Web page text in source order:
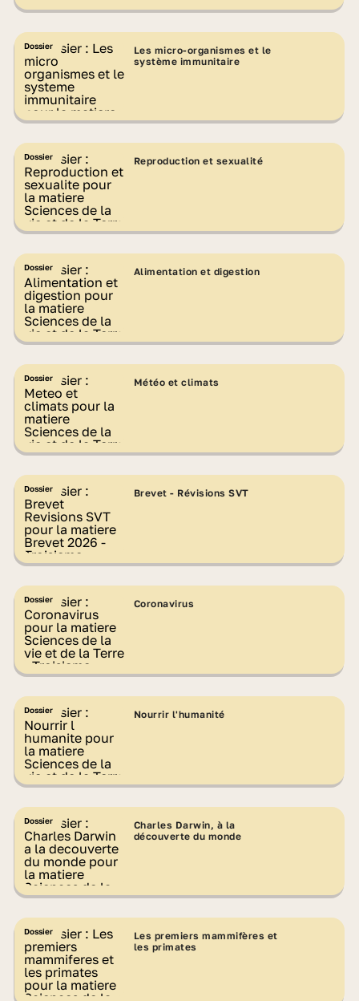
Dossier
Les micro-organismes et le
système immunitaire
Dossier Reproduction et sexualité
Dossier Alimentation et digestion
Dossier Météo et climats
Dossier Brevet - Révisions SVT
Dossier Coronavirus
Dossier Nourrir l'humanité
Dossier
Charles Darwin, à la
découverte du monde
Dossier
Les premiers mammifères et
les primates